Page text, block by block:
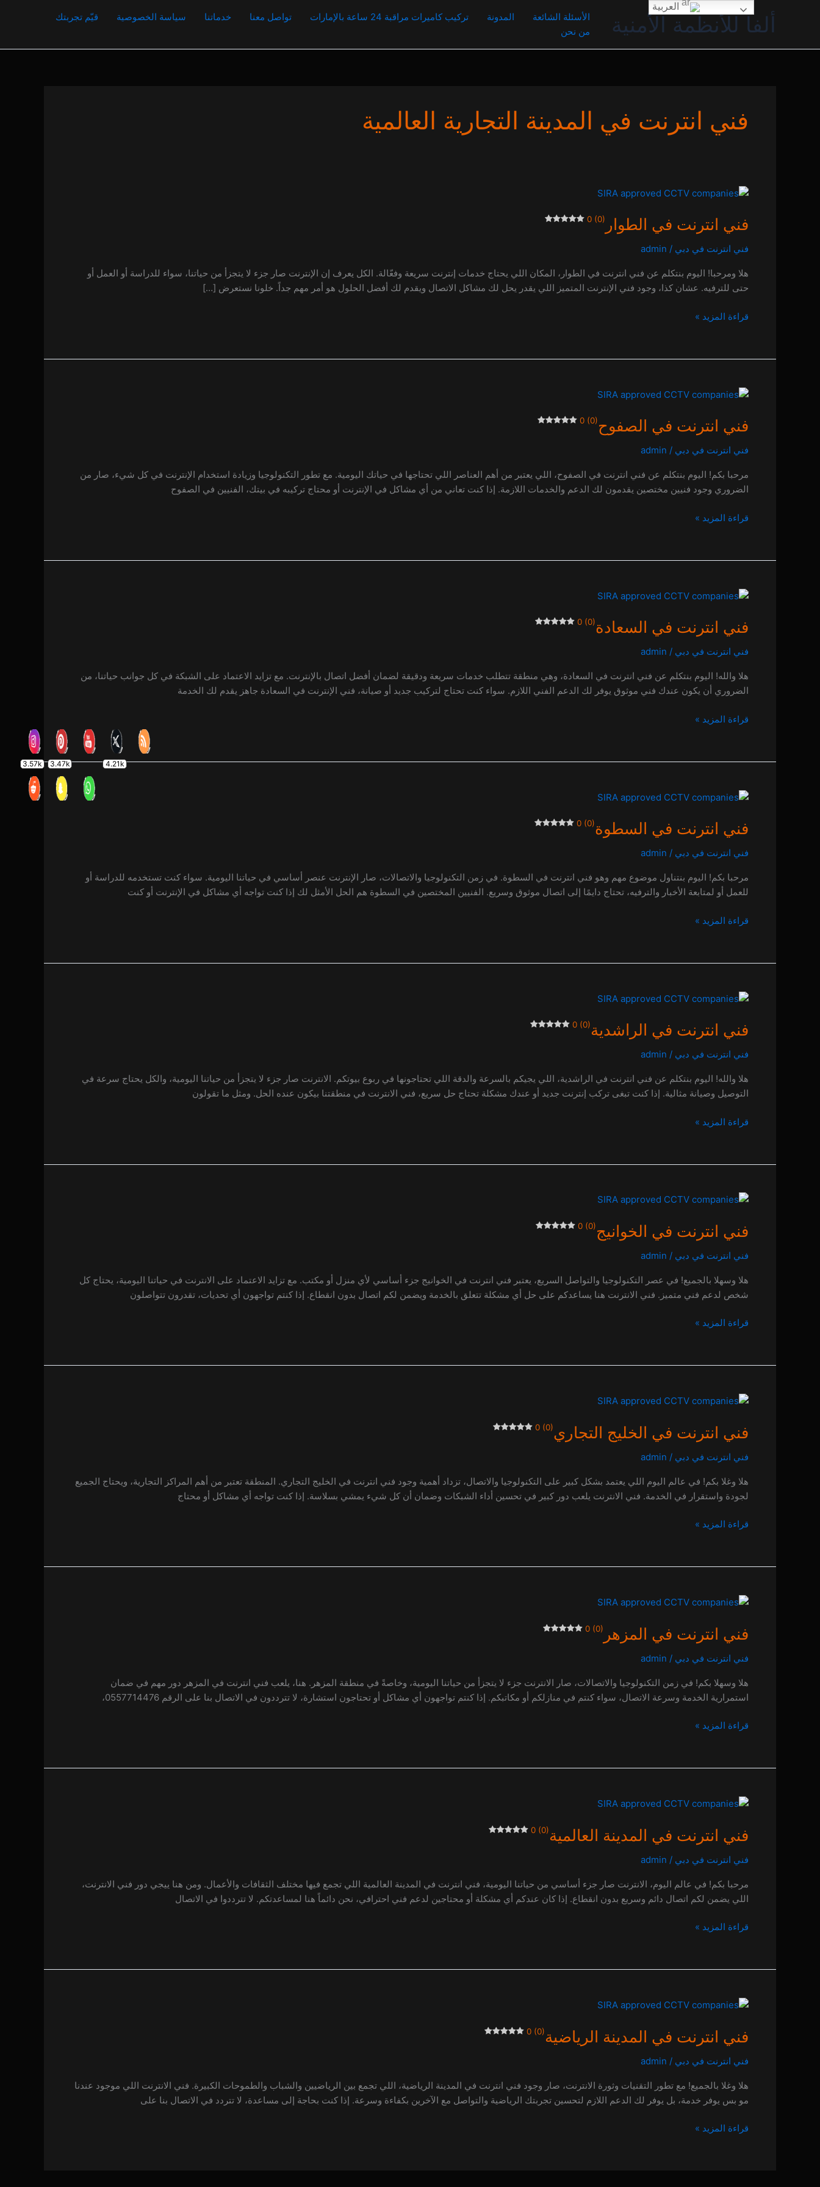
ألفا للأنظمة الأمنية الأسئلة الشائعة المدونة تركيب كاميرات مراقبة 24 ساعة بالإمارات تواصل معنا خدماتنا سياسة الخصوصية
قيّم تجربتك
من نحن
فني انترنت في المدينة التجارية العالمية
فني انترنت في الطوار 0 (0)
فني انترنت في دبي /
admin
هلا ومرحبا! اليوم بنتكلم عن فني انترنت في الطوار، المكان اللي يحتاج خدمات إنترنت سريعة وفعّالة. الكل يعرف إن الإنترنت صار جزء لا يتجزأ من حياتنا، سواء للدراسة أو العمل أو
حتى للترفيه. عشان كذا، وجود فني الإنترنت المتميز اللي يقدر يحل لك مشاكل الاتصال ويقدم لك أفضل الحلول هو أمر مهم جداً. خلونا نستعرض […]
فني
في
الطوار
قراءة المزيد »
فني انترنت في الصفوح0 (0)
فني انترنت في دبي /
admin
مرحبا بكم! اليوم بنتكلم عن فني انترنت في الصفوح، اللي يعتبر من أهم العناصر اللي تحتاجها في حياتك اليومية. مع تطور التكنولوجيا وزيادة استخدام الإنترنت في كل شيء، صار من
الضروري وجود فنيين مختصين يقدمون لك الدعم والخدمات اللازمة. إذا كنت تعاني من أي مشاكل في الإنترنت أو محتاج تركيبه في بيتك، الفنيين في الصفوح
فني
في
الصفوح
قراءة المزيد »
فني انترنت في السعادة0 (0)
فني انترنت في دبي /
admin
هلا والله! اليوم بنتكلم عن فني انترنت في السعادة، وهي منطقة تتطلب خدمات سريعة ودقيقة لضمان أفضل اتصال بالإنترنت. مع تزايد الاعتماد على الشبكة في كل جوانب حياتنا، من
الضروري أن يكون عندك فني موثوق يوفر لك الدعم الفني اللازم. سواء كنت تحتاج لتركيب جديد أو صيانة، فني الإنترنت في السعادة جاهز يقدم لك الخدمة
فني
في
السعادة
قراءة المزيد »
فني انترنت في السطوة0 (0)
فني انترنت في دبي /
admin
مرحبا بكم! اليوم بنتناول موضوع مهم وهو فني انترنت في السطوة. في زمن التكنولوجيا والاتصالات، صار الإنترنت عنصر أساسي في حياتنا اليومية. سواء كنت تستخدمه للدراسة أو
للعمل أو لمتابعة الأخبار والترفيه، تحتاج دايمًا إلى اتصال موثوق وسريع. الفنيين المختصين في السطوة هم الحل الأمثل لك إذا كنت تواجه أي مشاكل في الإنترنت أو كنت
فني
في
السطوة
قراءة المزيد »
فني انترنت في الراشدية0 (0)
فني انترنت في دبي /
admin
هلا والله! اليوم بنتكلم عن فني انترنت في الراشدية، اللي يجيكم بالسرعة والدقة اللي تحتاجونها في ربوع بيوتكم. الانترنت صار جزء لا يتجزأ من حياتنا اليومية، والكل يحتاج سرعة في
التوصيل وصيانة مثالية. إذا كنت تبغى تركب إنترنت جديد أو عندك مشكلة تحتاج حل سريع، فني الانترنت في منطقتنا بيكون عنده الحل. ومثل ما تقولون
فني
في
الراشدية
قراءة المزيد »
فني انترنت في الخوانيج0 (0)
فني انترنت في دبي /
admin
هلا وسهلا بالجميع! في عصر التكنولوجيا والتواصل السريع، يعتبر فني انترنت في الخوانيج جزء أساسي لأي منزل أو مكتب. مع تزايد الاعتماد على الانترنت في حياتنا اليومية، يحتاج كل
شخص لدعم فني متميز. فني الانترنت هنا يساعدكم على حل أي مشكلة تتعلق بالخدمة ويضمن لكم اتصال بدون انقطاع. إذا كنتم تواجهون أي تحديات، تقدرون تتواصلون
فني
في
الخوانيج
قراءة المزيد »
فني انترنت في الخليج التجاري0 (0)
فني انترنت في دبي /
admin
هلا وغلا بكم! في عالم اليوم اللي يعتمد بشكل كبير على التكنولوجيا والاتصال، تزداد أهمية وجود فني انترنت في الخليج التجاري. المنطقة تعتبر من أهم المراكز التجارية، ويحتاج الجميع
لجودة واستقرار في الخدمة. فني الانترنت يلعب دور كبير في تحسين أداء الشبكات وضمان أن كل شيء يمشي بسلاسة. إذا كنت تواجه أي مشاكل أو محتاج
فني
في
الخليج
التجاري
0 (0)
قراءة المزيد »
فني انترنت في المزهر 0 (0)
فني انترنت في دبي /
admin
هلا وسهلا بكم! في زمن التكنولوجيا والاتصالات، صار الانترنت جزء لا يتجزأ من حياتنا اليومية، وخاصةً في منطقة المزهر. هنا، يلعب فني انترنت في المزهر دور مهم في ضمان
استمرارية الخدمة وسرعة الاتصال، سواء كنتم في منازلكم أو مكاتبكم. إذا كنتم تواجهون أي مشاكل أو تحتاجون استشارة، لا تترددون في الاتصال بنا على الرقم 0557714476،
فني
في
المزهر
قراءة المزيد »
فني انترنت في المدينة العالمية0 (0)
فني انترنت في دبي /
admin
مرحبا بكم! في عالم اليوم، الانترنت صار جزء أساسي من حياتنا اليومية، فني انترنت في المدينة العالمية اللي تجمع فيها مختلف الثقافات والأعمال. ومن هنا ييجي دور فني الانترنت،
اللي يضمن لكم اتصال دائم وسريع بدون انقطاع. إذا كان عندكم أي مشكلة أو محتاجين لدعم فني احترافي، نحن دائماً هنا لمساعدتكم. لا تترددوا في الاتصال
فني
في
المدينة
العالمية
0 (0)
قراءة المزيد »
فني انترنت في المدينة الرياضية0 (0)
فني انترنت في دبي /
admin
هلا وغلا بالجميع! مع تطور التقنيات وثورة الانترنت، صار وجود فني انترنت في المدينة الرياضية، اللي تجمع بين الرياضيين والشباب والطموحات الكبيرة. فني الانترنت اللي موجود عندنا
مو بس يوفر خدمة، بل يوفر لك الدعم اللازم لتحسين تجربتك الرياضية والتواصل مع الآخرين بكفاءة وسرعة. إذا كنت بحاجة إلى مساعدة، لا تتردد في الاتصال بنا على
فني
في
المدينة
الرياضية
0 (0)
قراءة المزيد »
العربية
4.21k